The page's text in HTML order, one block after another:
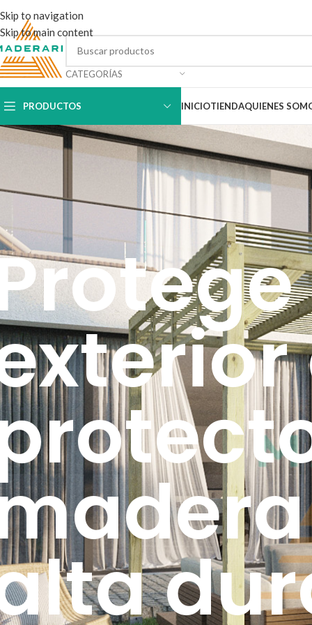
Skip to navigation
Skip to main content
CATEGORÍAS
PRODUCTOS INICIOTIENDAQUIENES